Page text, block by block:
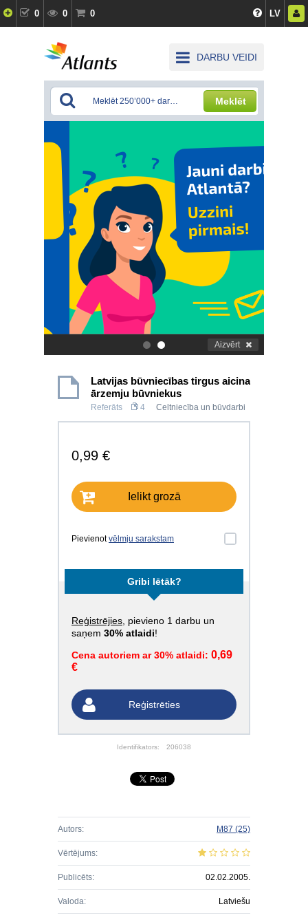
0 0 0 LV
DARBU VEIDI
Meklēt
. Aizvērt
Latvijas būvniecības tirgus aicina
ārzemju būvniekus
Referāts 4 Celtniecība un būvdarbi
0,99 €
Ielikt grozā
Pievienotvēlmju sarakstam
Gribi lētāk?
Reģistrējies , pievieno 1 darbu un
saņem 30% atlaidi!
Cena autoriem ar 30% atlaidi: 0,69
€
Reģistrēties
Identifikators: 206038
Autors: M87 (25)
Vērtējums:
Publicēts: 02.02.2005.
Valoda: Latviešu